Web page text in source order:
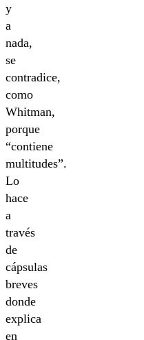
y
a
nada,
se
contradice,
como
Whitman,
porque
“contiene
multitudes”.
Lo
hace
a
través
de
cápsulas
breves
donde
explica
en